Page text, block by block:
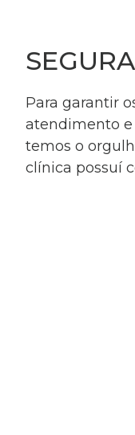
Para garantir
atendimento e
temos o
clínica possuí